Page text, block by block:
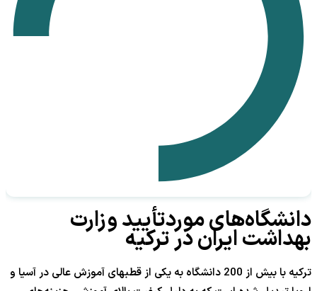
دانشگاه‌های موردتأیید وزارت
بهداشت ایران در ترکیه
ترکیه با بیش از 200 دانشگاه به یکی از قطبهای آموزش عالی در آسیا و